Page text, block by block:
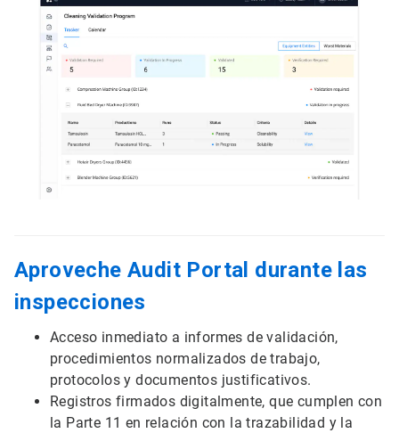
Aproveche Audit Portal durante las
inspecciones
Acceso inmediato a informes de validación,
procedimientos normalizados de trabajo,
protocolos y documentos justificativos.
Registros firmados digitalmente, que cumplen con
la Parte 11 en relación con la trazabilidad y la